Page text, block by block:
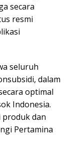
secara
resmi
seluruh
dalam
optimal
Indonesia.
dan
Pertamina